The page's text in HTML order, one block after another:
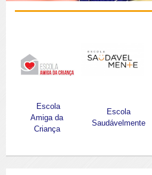
Escola
Amiga da
Criança
Escola
Saudávelmente